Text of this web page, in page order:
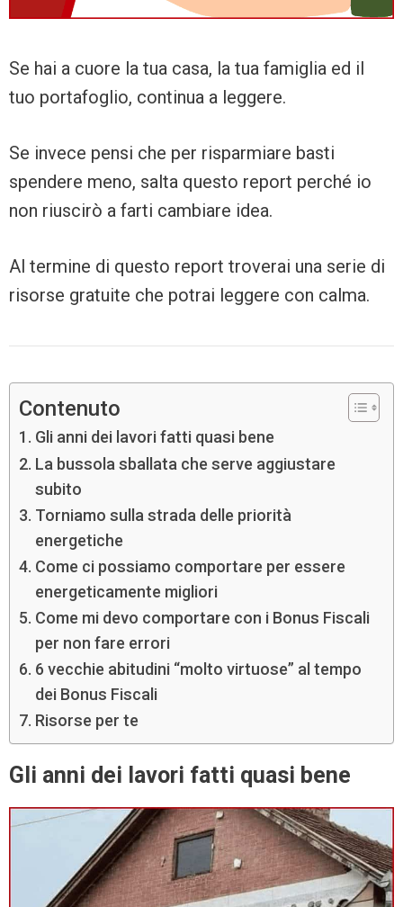
Se hai a cuore la tua casa, la tua famiglia ed il
tuo portafoglio, continua a leggere.
Se invece pensi che per risparmiare basti
spendere meno, salta questo report perché io
non riuscirò a farti cambiare idea.
Al termine di questo report troverai una serie di
risorse gratuite che potrai leggere con calma.
Contenuto
Gli anni dei lavori fatti quasi bene
La bussola sballata che serve aggiustare
subito
Torniamo sulla strada delle priorità
energetiche
Come ci possiamo comportare per essere
energeticamente migliori
Come mi devo comportare con i Bonus Fiscali
per non fare errori
6 vecchie abitudini “molto virtuose” al tempo
dei Bonus Fiscali
Risorse per te
Gli anni dei lavori fatti quasi bene